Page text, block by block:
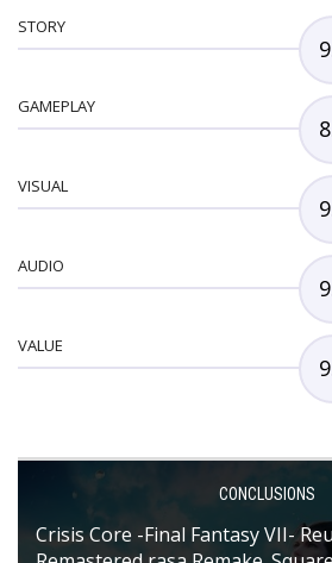
STORY
GAMEPLAY
VISUAL
AUDIO
VALUE
CONCLUSIONS
Crisis Core -Final Fantasy VII-